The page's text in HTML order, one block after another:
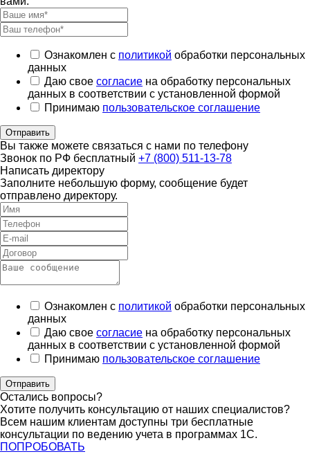
Ознакомлен с политикой обработки персональных
данных
Даю свое согласие на обработку персональных
данных в соответствии с установленной формой
Принимаю пользовательское соглашение
Отправить
Вы также можете связаться с нами по телефону
Звонок по РФ бесплатный +7 (800) 511-13-78
Написать директору
Заполните небольшую форму, сообщение будет
отправлено директору.
Ознакомлен с политикой обработки персональных
данных
Даю свое согласие на обработку персональных
данных в соответствии с установленной формой
Принимаю пользовательское соглашение
Отправить
Остались вопросы?
Хотите получить консультацию от наших специалистов?
Всем нашим клиентам доступны три бесплатные
консультации по ведению учета в программах 1С.
ПОПРОБОВАТЬ